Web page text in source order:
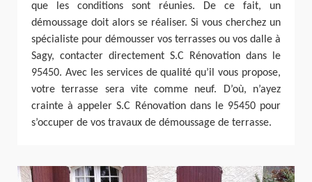
que les conditions sont réunies. De ce fait, un
démoussage doit alors se réaliser. Si vous cherchez un
spécialiste pour démousser vos terrasses ou vos dalle à
Sagy, contacter directement S.C Rénovation dans le
95450. Avec les services de qualité qu’il vous propose,
votre terrasse sera vite comme neuf. D’où, n’ayez
crainte à appeler S.C Rénovation dans le 95450 pour
s’occuper de vos travaux de démoussage de terrasse.